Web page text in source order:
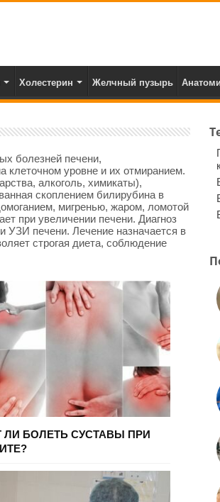
Холестерин Желчный пузырь
болезней печени,
клеточном уровне и их отмиранием.
алкоголь, химикаты),
скоплением билирубина в
мигренью, жаром, ломотой
при увеличении печени. Диагноз
УЗИ печени. Лечение назначается в
строгая диета, соблюдение
ЛИ БОЛЕТЬ СУСТАВЫ ПРИ